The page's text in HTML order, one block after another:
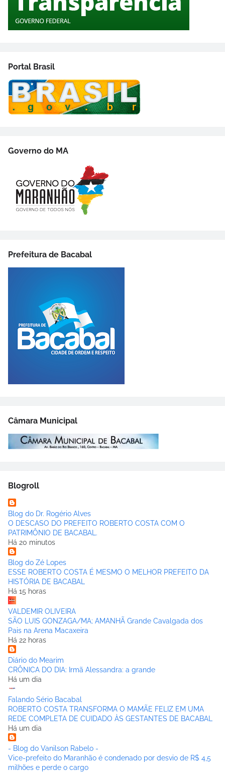
Portal Brasil
Governo do MA
Prefeitura de Bacabal
Câmara Municipal
Blogroll
Blog do Dr. Rogério Alves
O DESCASO DO PREFEITO ROBERTO COSTA COM O
PATRIMÔNIO DE BACABAL.
Há 20 minutos
Blog do Zé Lopes
ESSE ROBERTO COSTA É MESMO O MELHOR PREFEITO DA
HISTÓRIA DE BACABAL
Há 15 horas
VALDEMIR OLIVEIRA
SÃO LUIS GONZAGA/MA; AMANHÃ Grande Cavalgada dos
Pais na Arena Macaxeira
Há 22 horas
Diário do Mearim
CRÔNICA DO DIA: Irmã Alessandra: a grande
Há um dia
Falando Sério Bacabal
ROBERTO COSTA TRANSFORMA O MAMÃE FELIZ EM UMA
REDE COMPLETA DE CUIDADO ÀS GESTANTES DE BACABAL
Há um dia
- Blog do Vanilson Rabelo -
Vice-prefeito do Maranhão é condenado por desvio de R$ 4,5
milhões e perde o cargo